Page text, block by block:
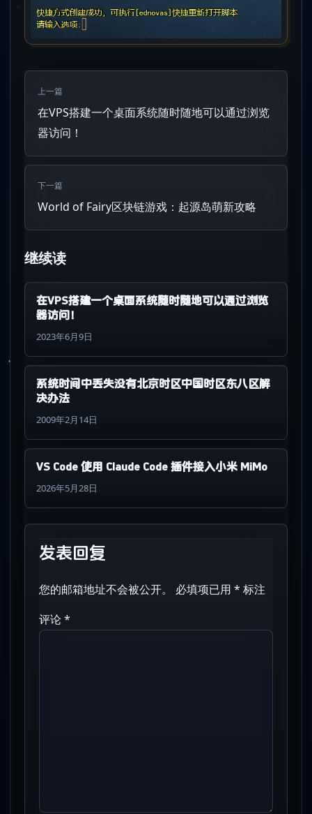
上一篇
在VPS搭建一个桌面系统随时随地可以通过浏览
器访问！
下一篇
World of Fairy区块链游戏：起源岛萌新攻略
继续读
在VPS搭建一个桌面系统随时随地可以通过浏览
器访问！
2023年6月9日
系统时间中丢失没有北京时区中国时区东八区解
决办法
2009年2月14日
VS Code 使用 Claude Code 插件接入小米 MiMo
2026年5月28日
发表回复
您的邮箱地址不会被公开。 必填项已用 * 标注
评论*